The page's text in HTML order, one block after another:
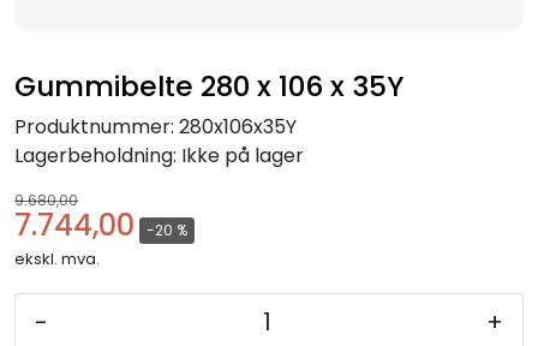
Gummibelte 280 x 106 x 35Y
Produktnummer: 280x106x35Y
Lagerbeholdning: Ikke på lager
9.680,00
7.744,00 -20 %
ekskl. mva.
- +